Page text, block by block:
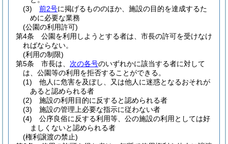
(3)
前2号に掲げるもののほか、施設の目的を達成するた
めに必要な業務
(公園の利用許可)
第4条
公園を利用しようとする者は、市長の許可を受けなけ
ればならない。
(利用の制限)
第5条
市長は、 次の各号のいずれかに該当する者に対して
は、公園等の利用を拒否することができる。
(1)
他人に危害を及ぼし、又は他人に迷惑となるおそれが
あると認められる者
(2)
施設の利用目的に反すると認められる者
(3)
施設の管理上必要な指示に従わない者
(4)
公序良俗に反する利用等、公の施設の利用としては好
ましくないと認められる者
(権利譲渡の禁止)